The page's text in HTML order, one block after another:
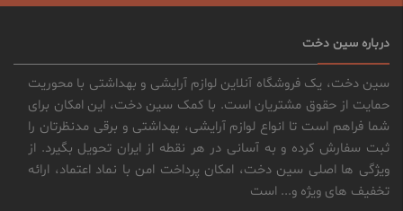
درباره سین دخت
سین دخت، یک فروشگاه آنلاین لوازم آرایشی و بهداشتی با محوریت
حمایت از حقوق مشتریان است. با کمک سین دخت، این امکان برای
شما فراهم است تا انواع لوازم آرایشی، بهداشتی و برقی مدنظرتان را
ثبت سفارش کرده و به آسانی در هر نقطه از ایران تحویل بگیرد. از
ویژگی ها اصلی سین دخت، امکان پرداخت امن با نماد اعتماد، ارائه
تخفیف های ویژه و... است